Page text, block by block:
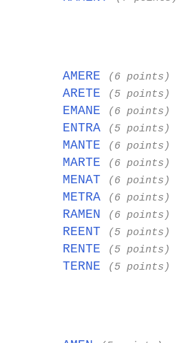
AMERE (6 points)
ARETE (5 points)
EMANE (6 points)
ENTRA (5 points)
MANTE (6 points)
MARTE (6 points)
MENAT (6 points)
METRA (6 points)
RAMEN (6 points)
REENT (5 points)
RENTE (5 points)
TERNE (5 points)